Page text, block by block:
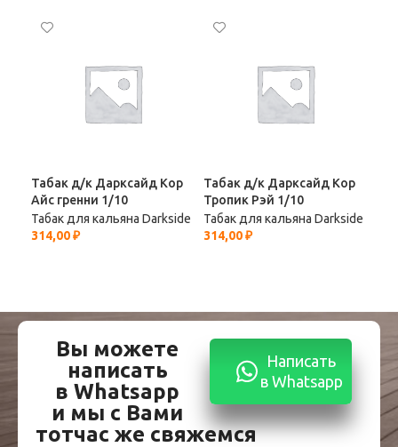
Табак д/к Дарксайд Кор
Айс гренни 1/10
Табак для кальяна Darkside
314,00₽
Табак д/к Дарксайд Кор
Тропик Рэй 1/10
Табак для кальяна Darkside
314,00₽
Вы можете
написать
в Whatsapp
и мы с Вами
тотчас же свяжемся
Написать
в Whatsapp